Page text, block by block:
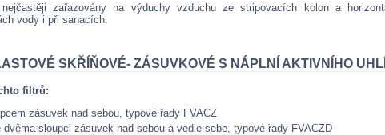
zařazovány na výduchy vzduchu ze stripovacích kolon a
vody i při sanacích.
SKŘÍŇOVÉ- ZÁSUVKOVÉ S NÁPLNÍ AKTIVNÍHO UHLÍ
filtrů:
zásuvek nad sebou, typové řady FVACZ
dvěma sloupci zásuvek nad sebou a vedle sebe, typové řady FVACZD